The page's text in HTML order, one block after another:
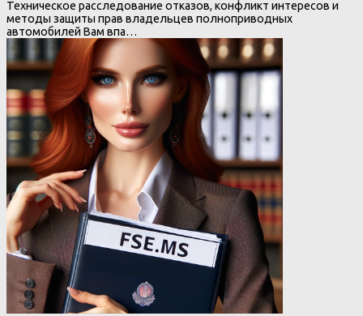
Техническое расследование отказов, конфликт интересов и
методы защиты прав владельцев полноприводных
автомобилей Вам впа…